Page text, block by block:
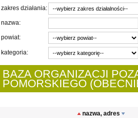
zakres działania:
nazwa:
powiat:
kategoria:
BAZA ORGANIZACJI
POMORSKIEGO
nazwa, adres